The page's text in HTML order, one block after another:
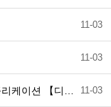
11-03
11-03
11-03